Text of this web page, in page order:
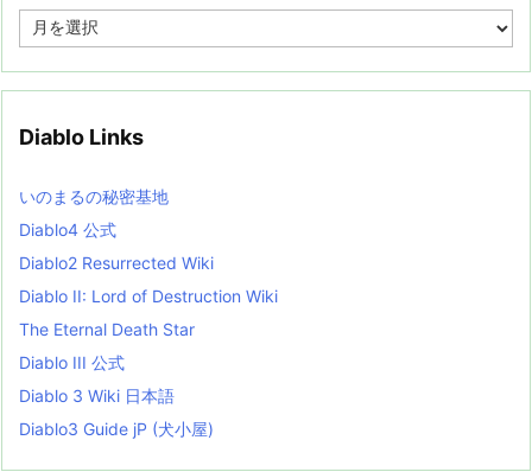
e
i
s
t
Diablo Links
いのまるの秘密基地
Diablo4 公式
Diablo2 Resurrected Wiki
Diablo II: Lord of Destruction Wiki
The Eternal Death Star
Diablo III 公式
Diablo 3 Wiki 日本語
Diablo3 Guide jP (犬小屋)